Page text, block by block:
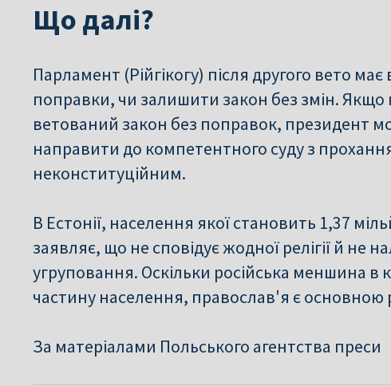
Що далі?
Парламент (Рійгікогу) після другого вето
поправки, чи залишити закон без змін.
ветований закон без поправок, президент
направити до компетентного суду з
неконституційним.
В Естонії, населення якої становить 1,37
заявляє, що не сповідує жодної релігії й не
угруповання. Оскільки російська меншина в
частину населення, православ'я є основною
За матеріалами Польського агентства преси